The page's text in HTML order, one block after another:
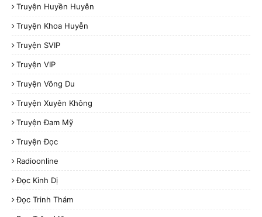
Truyện Huyền Huyễn
Truyện Khoa Huyễn
Truyện SVIP
Truyện VIP
Truyện Võng Du
Truyện Xuyên Không
Truyện Đam Mỹ
Truyện Đọc
Radioonline
Đọc Kinh Dị
Đọc Trinh Thám